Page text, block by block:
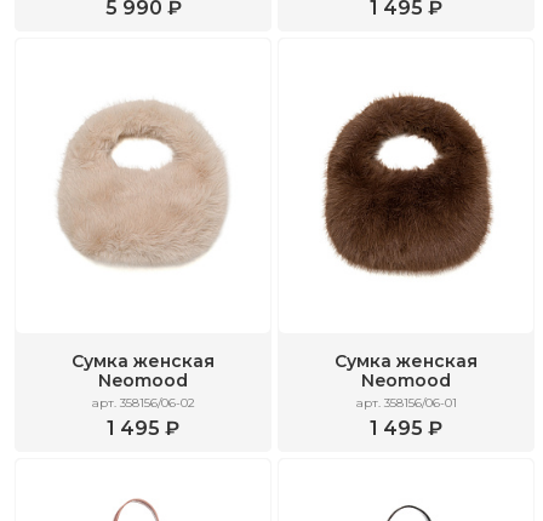
5 990 ₽ 1 495 ₽
Сумка женская
Neomood
арт. 358156/06-02
1 495 ₽
Сумка женская
Neomood
арт. 358156/06-01
1 495 ₽